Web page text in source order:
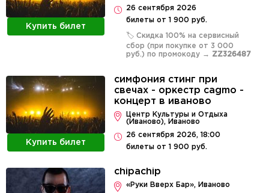
Купить билет
26 сентября 2026
билеты от 1 900 руб.
🏷️ Скидка 100% на сервисный
сбор (при покупке от 3 000
руб.) по промокоду → ZZ326487
Купить билет
симфония стинг при
свечах - оркестр cagmo -
концерт в иваново
Центр Культуры и Отдыха
(Иваново), Иваново
26 сентября 2026, 18:00
билеты от 1 900 руб.
chipachip
«Руки Вверх Бар», Иваново